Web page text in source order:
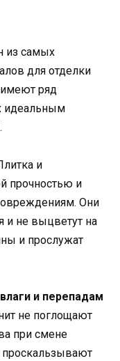
из самых
для отделки
имеют ряд
идеальным
и
прочностью и
Они
и не выцветут на
и прослужат
и перепадам
не поглощают
при смене
проскальзывают